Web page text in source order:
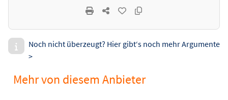
Noch nicht überzeugt? Hier gibt‘s noch mehr Argumente
>
Mehr von diesem Anbieter